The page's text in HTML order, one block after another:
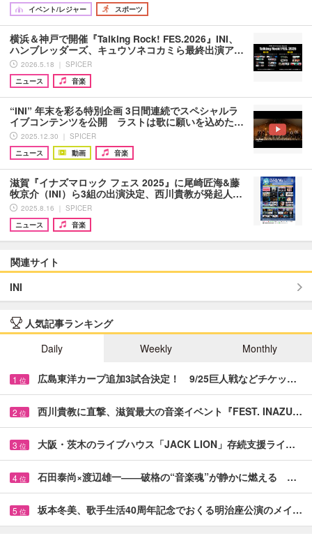
イベント/レジャー
スポーツ
横浜＆神戸で開催『Talking Rock! FES.2026』INI、
ハンブレッダーズ、キュウソネコカミら最終出演ア…
2026.5.18 ｜ SPICER
ニュース
音楽
“INI” 年末を彩る特別企画 3日間連続でスペシャルラ
イブコンテンツを公開 ラストは歌に願いを込めた…
2025.12.30 ｜ SPICER
ニュース
動画 音楽
滋賀『イナズマロック フェス 2025』に尾崎匠海&藤
牧京介（INI）ら3組の出演決定、西川貴教が発起人…
2025.8.16 ｜ SPICER
ニュース
音楽
関連サイト
INI
人気記事ランキング
Daily
Weekly Monthly
1 位 広島東洋カープ追加3試合決定！ 9/25巨人戦などチケッ…
2 位 西川貴教に直撃、滋賀最大の音楽イベント『FEST. INAZU…
3 位 大阪・茨木のライブハウス「JACK LION」存続支援ライ…
4 位 石田泰尚×渡辺雄一――破格の“音楽魂”が静かに燃える …
5 位 坂本冬美、歌手生活40周年記念でおくる明治座公演のメイ…